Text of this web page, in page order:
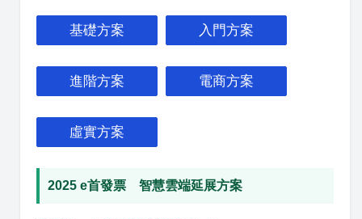
基礎方案 入門方案
進階方案 電商方案
虛實方案
2025 e首發票 智慧雲端延展方案